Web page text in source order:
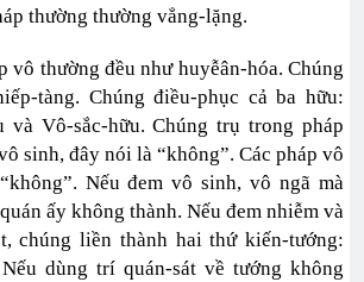
thường thường vẳng-lặng.
vô thường đều như huyễân-hóa. Chúng
tàng. Chúng điều-phục cả ba hữu:
và Vô-sắc-hữu. Chúng trụ trong pháp
sinh, đây nói là “không”. Các pháp vô
Nếu đem vô sinh, vô ngã mà
ấy không thành. Nếu đem nhiễm và
chúng liền thành hai thứ kiến-tướng:
dùng trí quán-sát về tướng không